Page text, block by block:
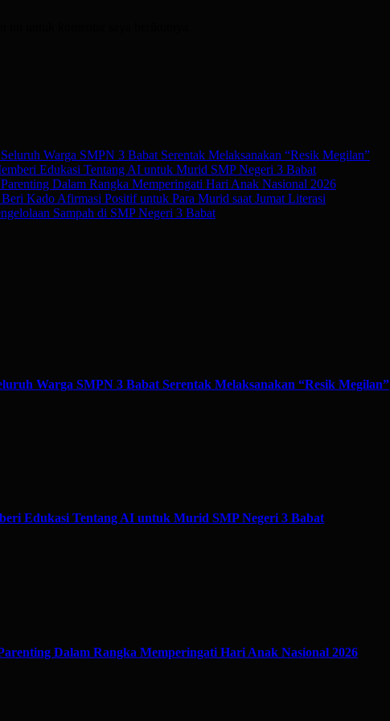
Warga SMPN 3 Babat Serentak Melaksanakan “Resik Megilan”
Edukasi Tentang AI untuk Murid SMP Negeri 3 Babat
Dalam Rangka Memperingati Hari Anak Nasional 2026
Kado Afirmasi Positif untuk Para Murid saat Jumat Literasi
Sampah di SMP Negeri 3 Babat
Warga SMPN 3 Babat Serentak Melaksanakan “Resik Megilan”
Edukasi Tentang AI untuk Murid SMP Negeri 3 Babat
Dalam Rangka Memperingati Hari Anak Nasional 2026